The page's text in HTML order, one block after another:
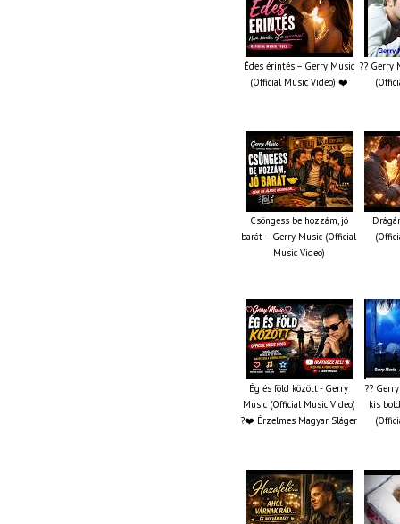
Édes érintés – Gerry Music
(Official Music Video) ❤️
?? Gerry
Csöngess be hozzám, jó
barát – Gerry Music (Official
Music Video)
Ég és föld között - Gerry
Music (Official Music Video)
?❤️ Érzelmes Magyar Sláger
??
kis